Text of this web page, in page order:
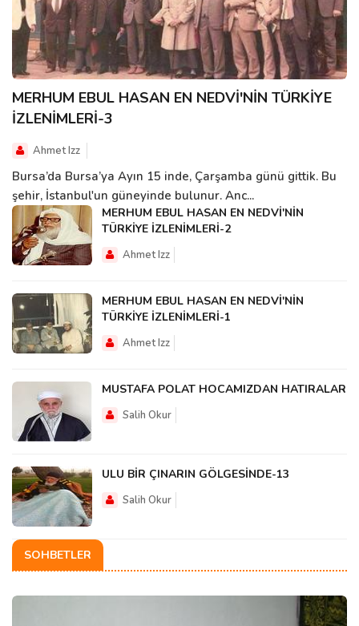
MERHUM EBUL HASAN EN NEDVİ'NİN TÜRKİYE
İZLENİMLERİ-3
Ahmet Izz
Bursa’da Bursa’ya Ayın 15 inde, Çarşamba günü gittik. Bu
şehir, İstanbul'un güneyinde bulunur. Anc...
MERHUM EBUL HASAN EN NEDVİ'NİN
TÜRKİYE İZLENİMLERİ-2
Ahmet Izz
MERHUM EBUL HASAN EN NEDVİ'NİN
TÜRKİYE İZLENİMLERİ-1
Ahmet Izz
MUSTAFA POLAT HOCAMIZDAN HATIRALAR
Salih Okur
ULU BİR ÇINARIN GÖLGESİNDE-13
Salih Okur
SOHBETLER